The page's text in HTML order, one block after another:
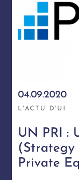
04.09.2020
L'ACTU D'UI
UN PRI :
(Strategy
Private